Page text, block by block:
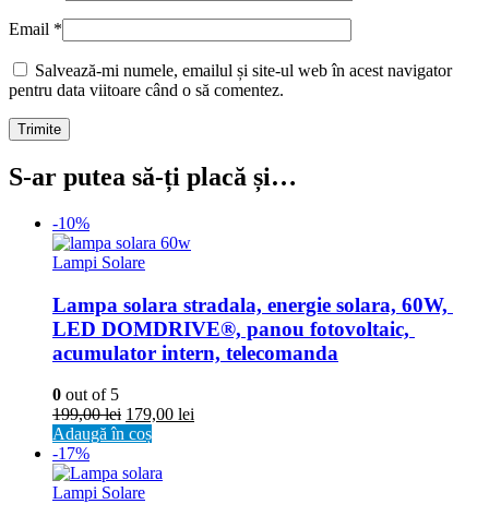
Email *
Salvează-mi numele, emailul și site-ul web în acest navigator
pentru data viitoare când o să comentez.
S-ar putea să-ți placă și…
-10%
Lampi Solare
Lampa solara stradala, energie solara, 60W,
LED DOMDRIVE®, panou fotovoltaic,
acumulator intern, telecomanda
0 out of 5
199,00lei 179,00 lei
Adaugă în coș
-17%
Lampi Solare